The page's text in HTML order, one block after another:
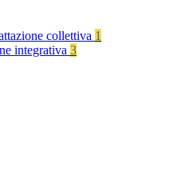
collettiva 1
integrativa 3